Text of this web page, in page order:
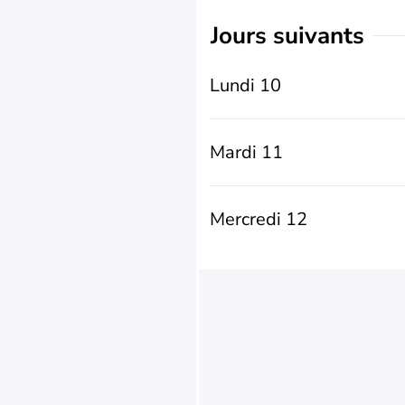
jours suivants
Lundi 10
Mardi 11
Mercredi 12